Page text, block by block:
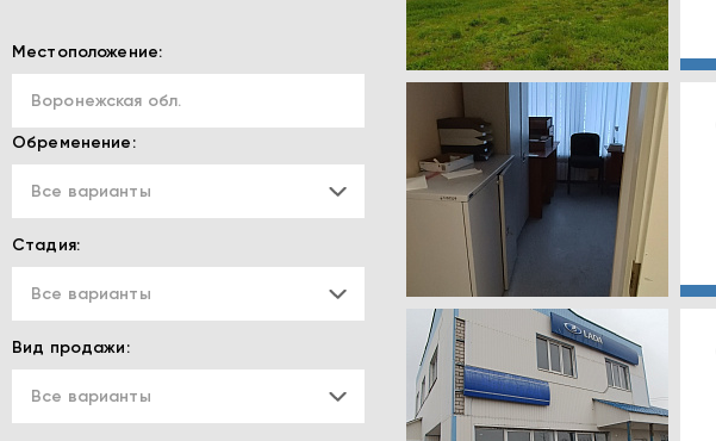
Местоположение:
Воронежская обл.
Обременение:
Все варианты
Стадия:
Все варианты
Вид продажи:
Все варианты